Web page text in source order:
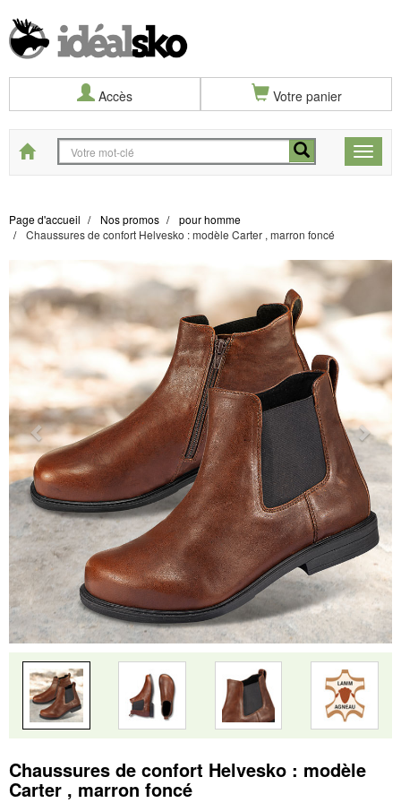
Accès Votre panier
Toggle
Start
Page d'accueil Nos promos
pour homme
Chaussures de confort Helvesko : modèle Carter , marron foncé
Chaussures de confort Helvesko : modèle
Carter , marron foncé